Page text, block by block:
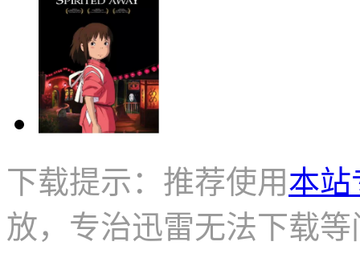
下载提示：推荐使用本站
放，专治迅雷无法下载等